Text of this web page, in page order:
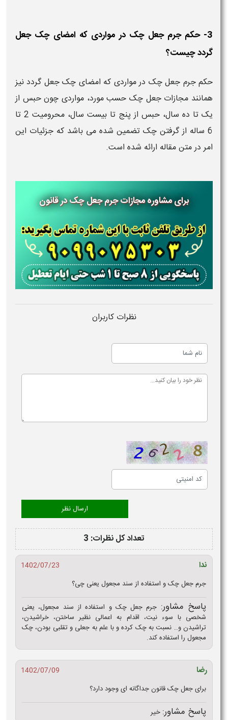
3- حکم جرم جعل چک در مواردی که امضای چک جعل
گردد چیست؟
حکم جرم جعل چک در مواردی که امضای چک جعل گردد نیز
همانند مجازات جعل چک حسب مورد، مواردی چون حبس از
یک تا ده سال، حبس از پنج تا بیست سال، محرومیت 2 تا
6 ساله از گرفتن چک تضمین شده می باشد که جزئیات این
امر در متن مقاله ارائه شده است.
برای مشاوره مجازات جرم جعل چک در قانون
نظرات کاربران
تعداد کل نظرات: 3
ندا
1402/07/23
جرم جعل چک و استفاده از سند مجعول یعنی چی؟
پاسخ مشاور: جرم جعل چک و استفاده از سند مجعول، یعنی
شخصی با سوء نیت، اقدام به اعمالی نظیر ساختن، خراشیدن،
تراشیدن و.. نسبت به چک کرده و با علم به جعلی و تقلبی بودن، چک
مجعول را استفاده کند.
رضا
1402/07/09
برای جعل چک قانون جداگانه ای وجود دارد؟
پاسخ مشاور: خیر